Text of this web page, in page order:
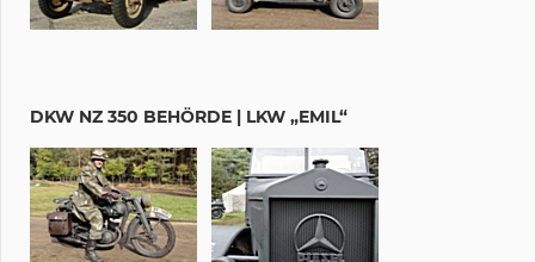
DKW NZ 350 BEHÖRDE | LKW „EMIL“